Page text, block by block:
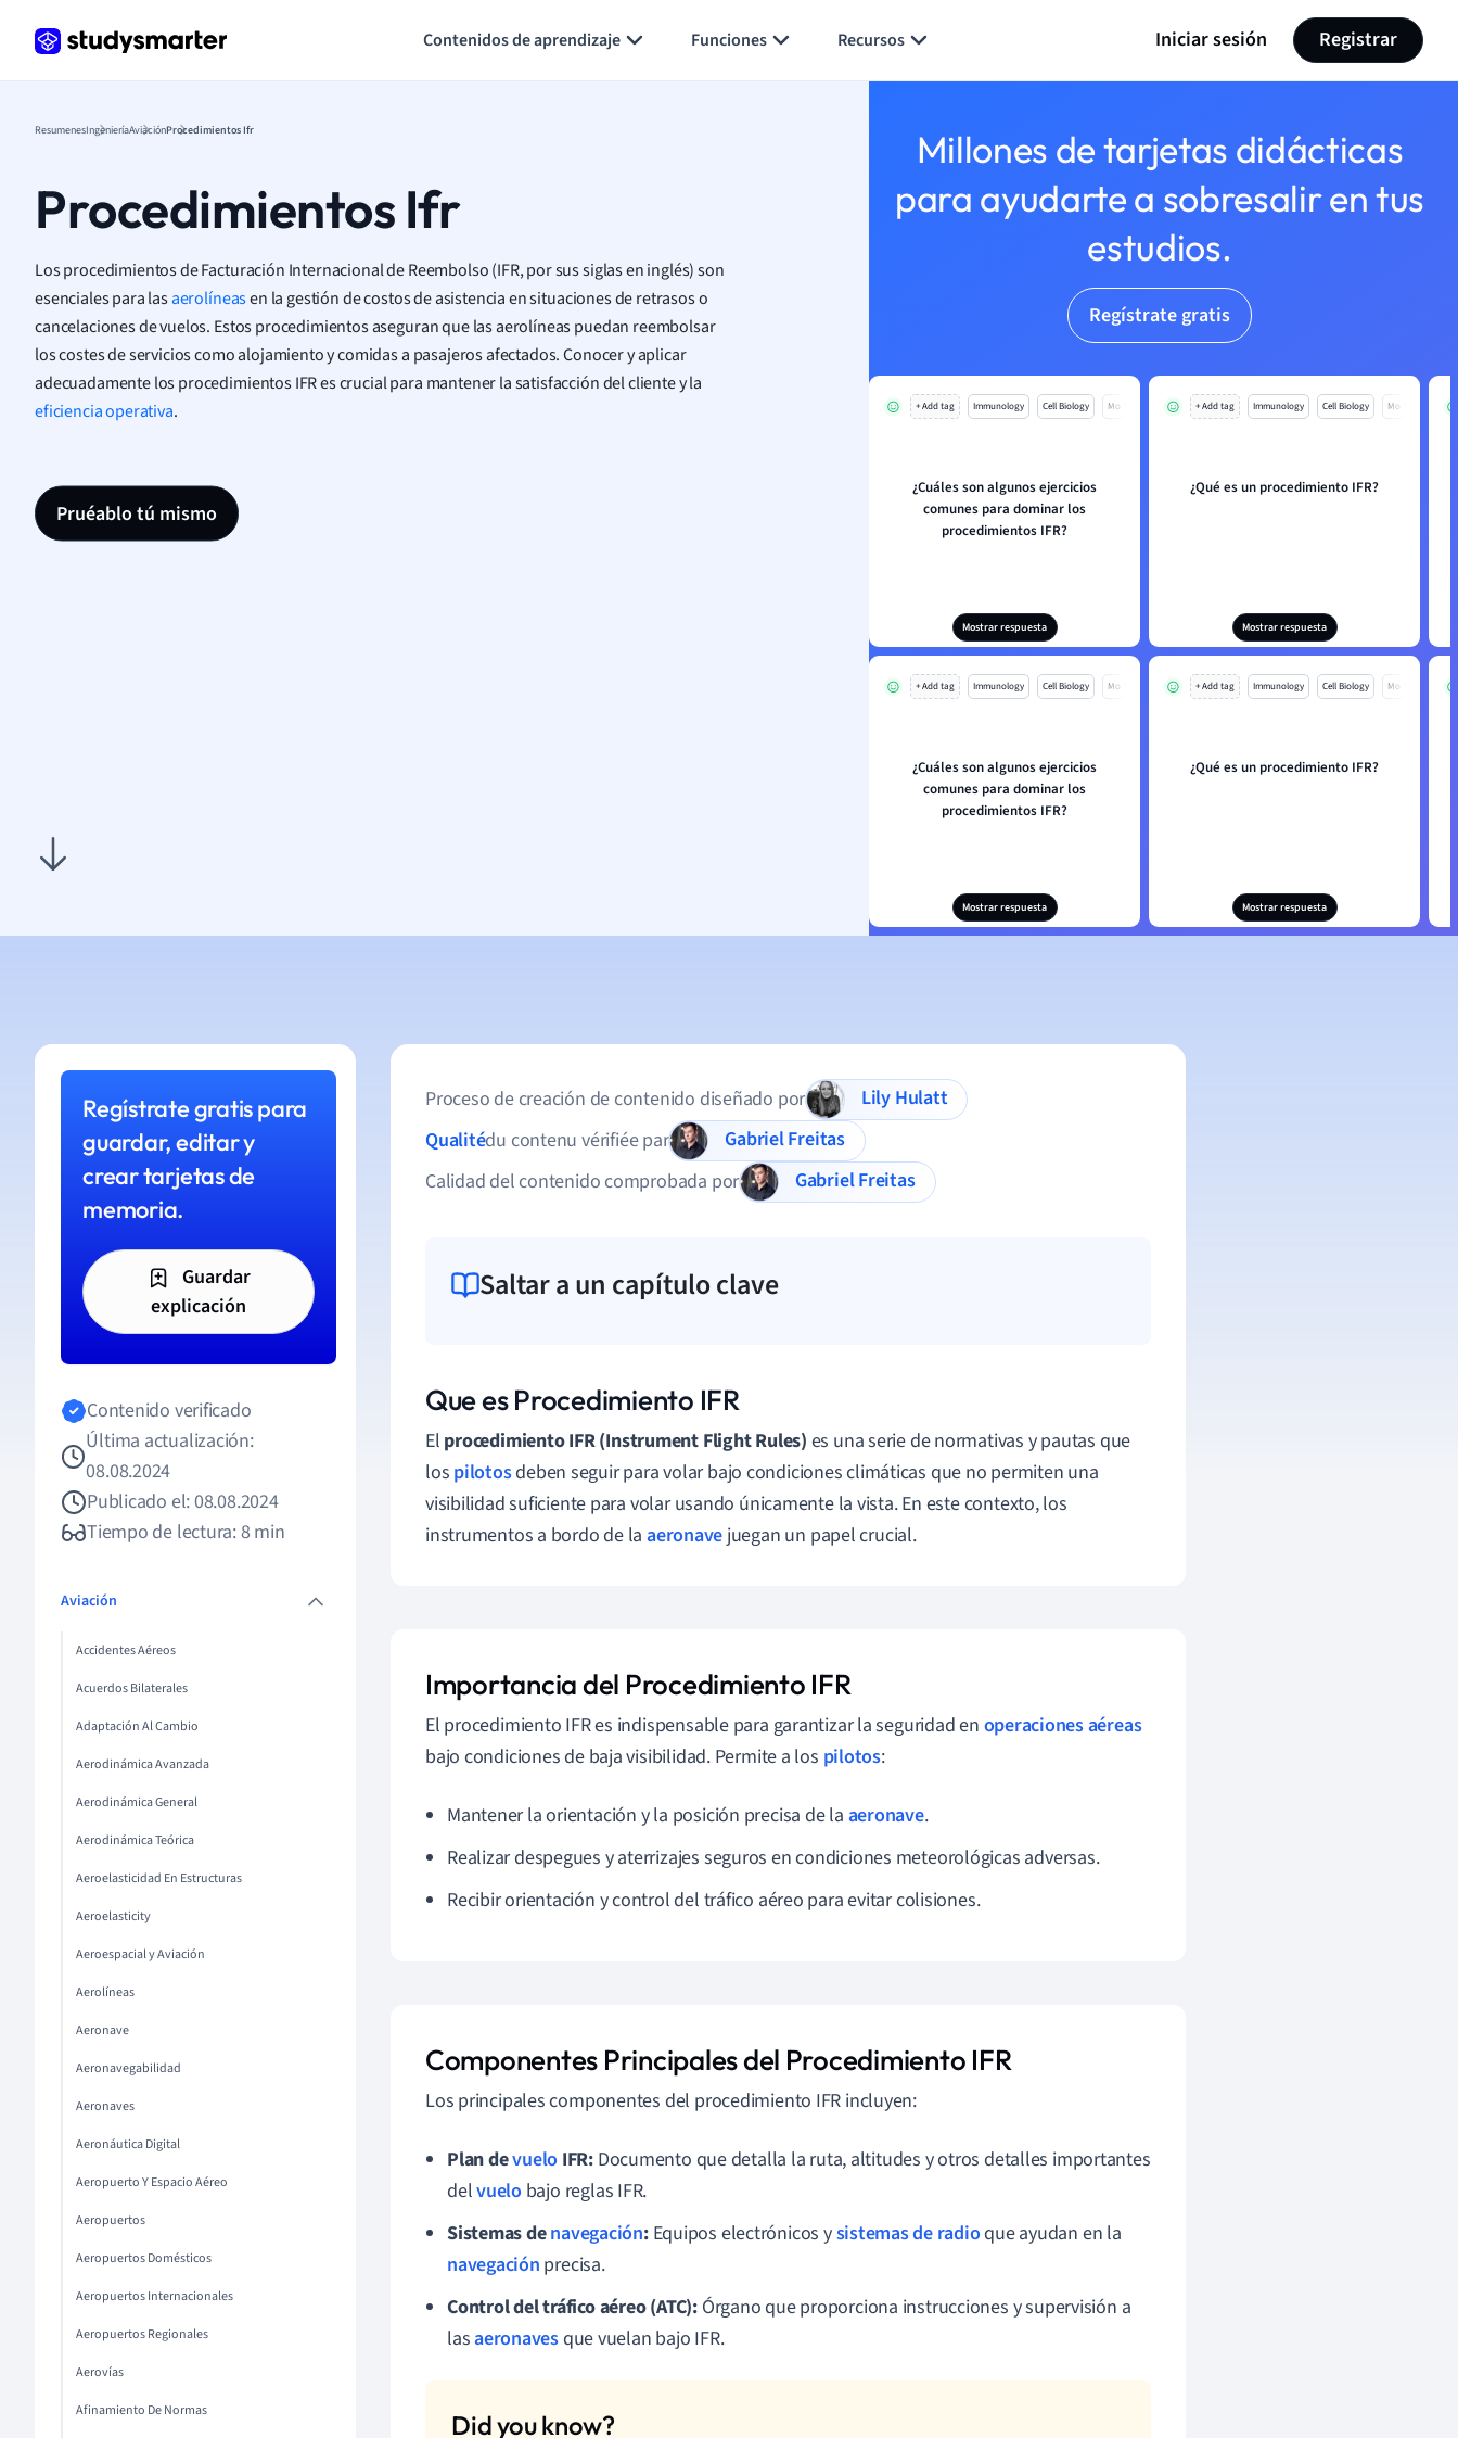
Contenidos de aprendizaje Funciones Recursos Iniciar sesión Registrar
ResumenesIngenieríaAviaciónProcedimientos Ifr
Procedimientos Ifr
Los procedimientos de Facturación Internacional de Reembolso (IFR, por sus siglas en inglés) son
esenciales para lasaerolíneasen la gestión de costos de asistencia en situaciones de retrasos o
cancelaciones de vuelos. Estos procedimientos aseguran que las aerolíneas puedan reembolsar
los costes de servicios como alojamiento y comidas a pasajeros afectados. Conocer y aplicar
adecuadamente los procedimientos IFR es crucial para mantener la satisfacción del cliente y la
eficiencia operativa.
Pruéablo tú mismo
Millones de tarjetas didácticas
para ayudarte a sobresalir en tus
estudios.
Regístrate gratis
+ Add tag Immunology Cell Biology Mo
¿Cuáles son algunos ejercicios
comunes para dominar los
procedimientos IFR?
Mostrar respuesta
+ Add tag Immunology Cell Biology Mo
¿Qué es un procedimiento IFR?
Mostrar respuesta
+ Add tag Immunology Cell Biology Mo
¿Cuáles son algunos ejercicios
comunes para dominar los
procedimientos IFR?
Mostrar respuesta
+ Add tag Immunology Cell Biology Mo
¿Qué es un procedimiento IFR?
Mostrar respuesta
Regístrate gratis para
guardar, editar y
crear tarjetas de
memoria.
Guardar
explicación
Contenido verificado
Última actualización:
08.08.2024
Publicado el: 08.08.2024
Tiempo de lectura: 8 min
Aviación
Accidentes Aéreos
Acuerdos Bilaterales
Adaptación Al Cambio
Aerodinámica Avanzada
Aerodinámica General
Aerodinámica Teórica
Aeroelasticidad En Estructuras
Aeroelasticity
Aeroespacial y Aviación
Aerolíneas
Aeronave
Aeronavegabilidad
Aeronaves
Aeronáutica Digital
Aeropuerto Y Espacio Aéreo
Aeropuertos
Aeropuertos Domésticos
Aeropuertos Internacionales
Aeropuertos Regionales
Aerovías
Afinamiento De Normas
Proceso de creación de contenido diseñado por
Lily Hulatt
Qualitédu contenu vérifiée par
Gabriel Freitas
Calidad del contenido comprobada por
Gabriel Freitas
Saltar a un capítulo clave
Que es Procedimiento IFR
El procedimiento IFR (Instrument Flight Rules) es una serie de normativas y pautas que
los pilotosdeben seguir para volar bajo condiciones climáticas que no permiten una
visibilidad suficiente para volar usando únicamente la vista. En este contexto, los
instrumentos a bordo de laaeronave juegan un papel crucial.
Importancia del Procedimiento IFR
El procedimiento IFR es indispensable para garantizar la seguridad en operaciones aéreas
bajo condiciones de baja visibilidad. Permite a los pilotos:
Mantener la orientación y la posición precisa de la aeronave.
Realizar despegues y aterrizajes seguros en condiciones meteorológicas adversas.
Recibir orientación y control del tráfico aéreo para evitar colisiones.
Componentes Principales del Procedimiento IFR
Los principales componentes del procedimiento IFR incluyen:
Plan devuelo IFR:Documento que detalla la ruta, altitudes y otros detalles importantes
delvuelobajo reglas IFR.
Sistemas denavegación:Equipos electrónicos ysistemas de radioque ayudan en la
navegación precisa.
Control del tráfico aéreo (ATC):Órgano que proporciona instrucciones y supervisión a
lasaeronavesque vuelan bajo IFR.